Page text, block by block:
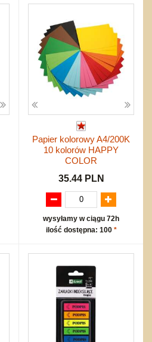
Papier kolorowy A4/200K
10 kolorów HAPPY
COLOR
35.44 PLN
wysyłamy w ciągu 72h
ilość dostępna: 100 *